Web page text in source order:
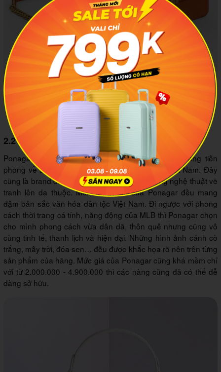
Charles & Keith là thương hiệu được các chị em yêu thích
nhất hiện nay
2.2 Ponagar
Ponagar được xem là thương hiệu túi xách thời trang tiên
phong về sản xuất sản phẩm da thủ công tại Việt Nam. Đây
cũng là brand đầu tiên nghiên cứu và ứng dụng nghệ thuật vẽ
tranh lên da thuộc. Mỗi sản phẩm của Ponagar đều mang
đậm bản sắc văn hóa dân tộc Việt Nam. Đi ngược với phong
cách thời trang cá tính, năng động của MLB thì Ponagar chọn
cho mình phong cách vừa dân dã, thôn quê nhưng cũng vô
cùng tinh tế, thanh lịch và hiện đại. Những hình ảnh cánh cò
trắng, mây trời, đóa sen… đều được khắc họa rõ nên trên từng
sản phẩm của hãng. Mức giá của Ponagar cũng khá mềm chỉ
với từ 2.000.000 - 4.900.000 thì các nàng cũng đã có thể dễ
dàng sở hữu.